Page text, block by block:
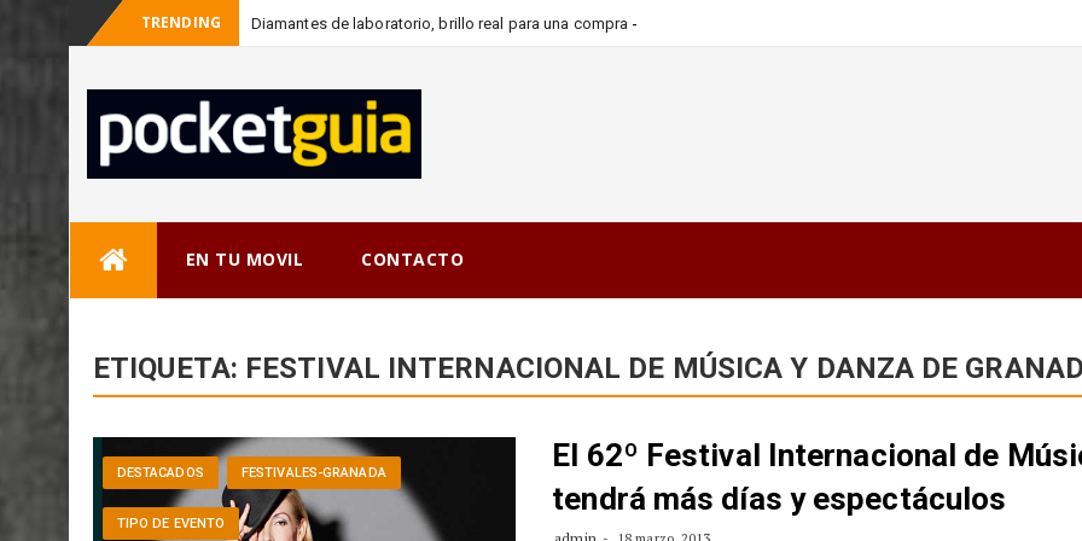
TRENDING Diamantes de laboratorio, brillo real para una compra más informada y
EN TU MOVIL CONTACTO
ETIQUETA: FESTIVAL INTERNACIONAL DE MÚSICA Y DANZA DE
DESTACADOS FESTIVALES-GRANADA
TIPO DE EVENTO
El 62º Festival Internacional de
tendrá más días y espectáculos